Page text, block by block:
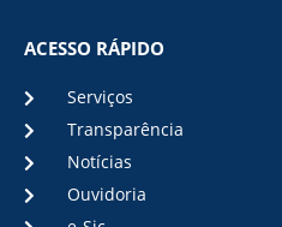
ACESSO RÁPIDO
Serviços
Transparência
Notícias
Ouvidoria